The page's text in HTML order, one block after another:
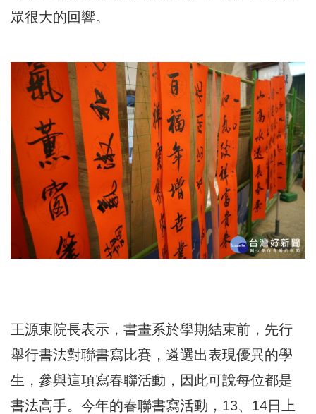
眾很大的回響。
王源東院長表示，書畫系於學期結束前，先行
舉行書法對聯書寫比賽，遴選出表現優異的學
生，參與這項寫春聯活動，因此可說每位都是
書法高手。今年的春聯書寫活動，13、14日上